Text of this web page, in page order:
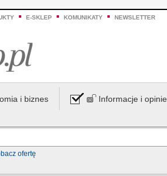
E-SKLEP KOMUNIKATY NEWSLETTER
i biznes Informacje i opinie
ofertę